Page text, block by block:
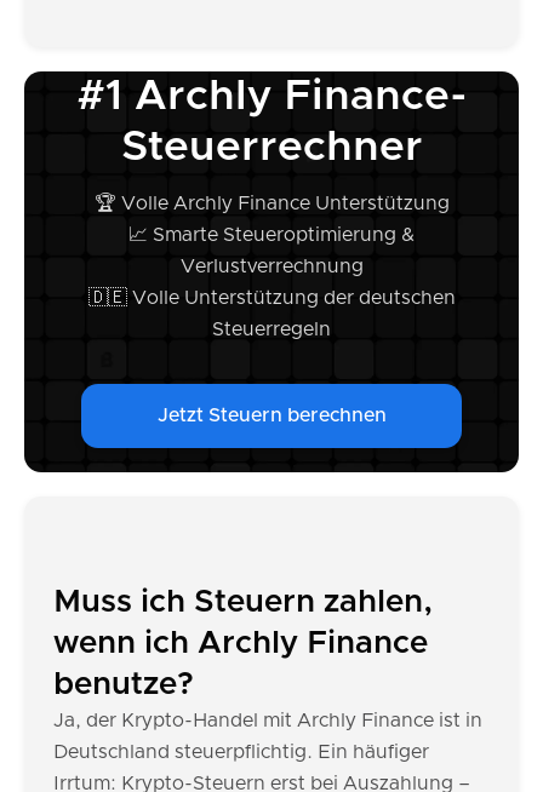
#1 Archly Finance-
Steuerrechner
🏆 Volle Archly Finance Unterstützung
📈 Smarte Steueroptimierung &
Verlustverrechnung
🇩🇪 Volle Unterstützung der deutschen
Steuerregeln
Jetzt Steuern berechnen
Muss ich Steuern zahlen,
wenn ich Archly Finance
benutze?
Ja, der Krypto-Handel mit Archly Finance ist in
Deutschland steuerpflichtig. Ein häufiger
Irrtum: Krypto-Steuern erst bei Auszahlung –